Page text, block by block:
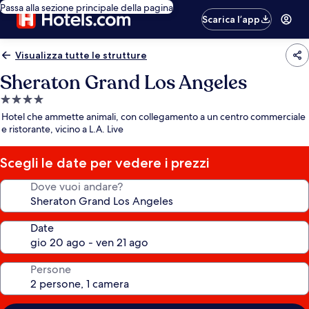
Passa alla sezione principale della pagina
Scarica l’app
Visualizza tutte le strutture
Sheraton Grand Los Angeles
Struttura
a
4.0
stelle
Hotel che ammette animali, con collegamento a un centro commerciale
e ristorante, vicino a L.A. Live
Scegli le date per vedere i prezzi
Dove vuoi andare?
Date
Persone